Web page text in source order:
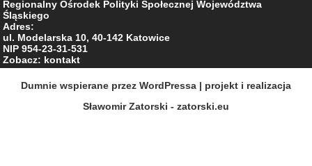
Regionalny Ośrodek Polityki Społecznej Województwa
Śląskiego
Adres:
ul. Modelarska 10, 40-142 Katowice
NIP 954-23-31-531
Zobacz: kontakt
Dumnie wspierane przez WordPressa | projekt i realizacja
Sławomir Zatorski - zatorski.eu